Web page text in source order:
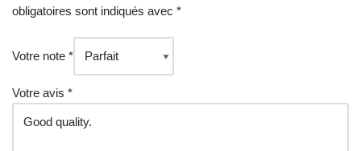
obligatoires sont indiqués avec *
Votre note *
Votre avis *